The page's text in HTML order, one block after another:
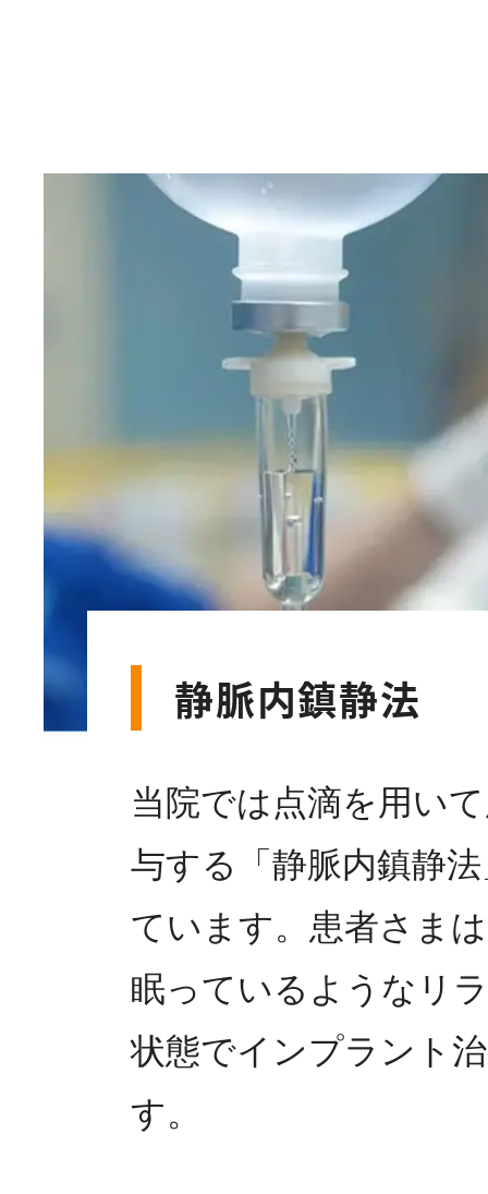
静脈内鎮静法
当院では点滴を用い
与する「静脈内鎮静
ています。患者さま
眠っているようなリ
状態でインプラント
す。